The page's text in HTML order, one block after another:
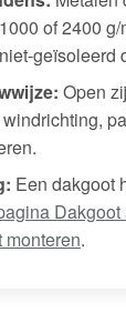
of 2400
geïsoleerd
Open
Een dakgoot
monteren.